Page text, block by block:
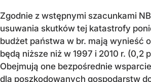
Zgodnie z wstępnymi szacunkami
usuwania skutków tej katastrofy
budżet państwa w br. mają wynieść
będą niższe niż w 1997 i 2010 r. (0,2
Obejmują one bezpośrednie
dla poszkodowanych gospodarstw